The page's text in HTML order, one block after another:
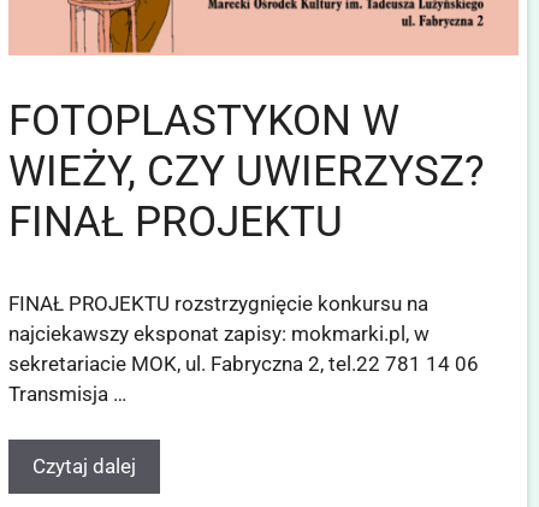
FOTOPLASTYKON W
WIEŻY, CZY UWIERZYSZ?
FINAŁ PROJEKTU
FINAŁ PROJEKTU rozstrzygnięcie konkursu na
najciekawszy eksponat zapisy: mokmarki.pl, w
sekretariacie MOK, ul. Fabryczna 2, tel.22 781 14 06
Transmisja …
Czytaj dalej